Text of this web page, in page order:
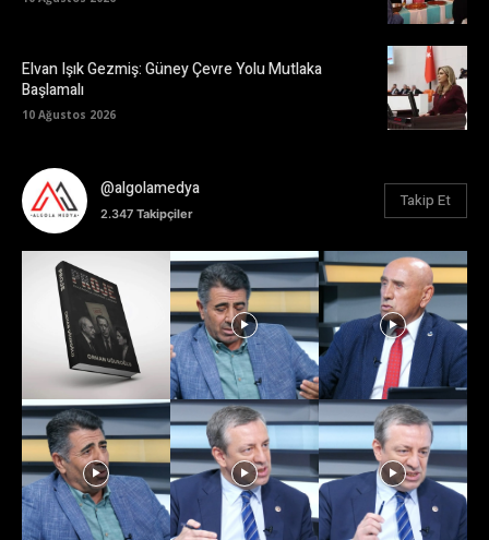
Elvan Işık Gezmiş: Güney Çevre Yolu Mutlaka
Başlamalı
10 Ağustos 2026
@algolamedya
2.347 Takipçiler
Takip Et